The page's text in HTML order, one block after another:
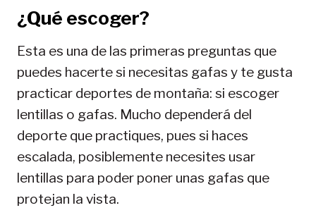
¿Qué escoger?
Esta es una de las primeras preguntas que
puedes hacerte si necesitas gafas y te gusta
practicar deportes de montaña: si escoger
lentillas o gafas. Mucho dependerá del
deporte que practiques, pues si haces
escalada, posiblemente necesites usar
lentillas para poder poner unas gafas que
protejan la vista.